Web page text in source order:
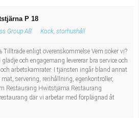
P 18
Group AB Kock, storhushåll
Tillträde enligt överenskommelse Vem söker vi?
och engagemang levererar bra service och
arbetskamrater. I tjänsten ingår bland annat
servering, renhållning, egenkontroller,
Restaurang Hwitstjärna Restaurang
där vi arbetar med förplägnad åt